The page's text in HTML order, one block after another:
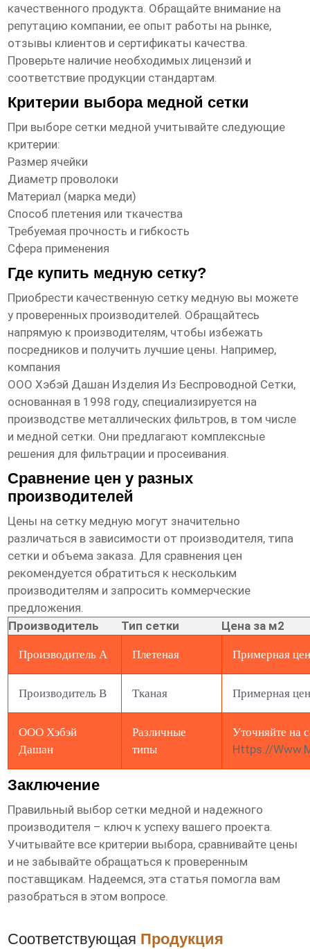
качественного продукта. Обращайте внимание на
репутацию компании, ее опыт работы на рынке,
отзывы клиентов и сертификаты качества.
Проверьте наличие необходимых лицензий и
соответствие продукции стандартам.
Критерии выбора медной сетки
При выборе сетки медной учитывайте следующие
критерии:
Размер ячейки
Диаметр проволоки
Материал (марка меди)
Способ плетения или ткачества
Требуемая прочность и гибкость
Сфера применения
Где купить медную сетку?
Приобрести качественную сетку медную вы можете
у проверенных производителей. Обращайтесь
напрямую к производителям, чтобы избежать
посредников и получить лучшие цены. Например,
компания
ООО Хэбэй Дашан Изделия Из Беспроводной Сетки,
основанная в 1998 году, специализируется на
производстве металлических фильтров, в том числе
и медной сетки. Они предлагают комплексные
решения для фильтрации и просеивания.
Сравнение цен у разных
производителей
Цены на сетку медную могут значительно
различаться в зависимости от производителя, типа
сетки и объема заказа. Для сравнения цен
рекомендуется обратиться к нескольким
производителям и запросить коммерческие
предложения.
Производитель
Тип сетки Цена за м2
Производитель A Плетеная Примерная
Производитель B Тканая Примерная
ООО Хэбэй
Дашан
Различные
типы
Уточняйте на
Https://
Заключение
Правильный выбор сетки медной и надежного
производителя – ключ к успеху вашего проекта.
Учитывайте все критерии выбора, сравнивайте цены
и не забывайте обращаться к проверенным
поставщикам. Надеемся, эта статья помогла вам
разобраться в этом вопросе.
Соответствующая Продукция